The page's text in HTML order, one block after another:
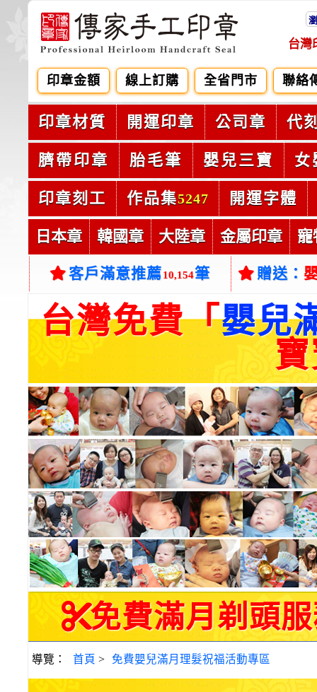
台灣
印章金額 線上訂購 全省門市 聯絡
印章材質 開運印章 公司章 代
臍帶印章 胎毛筆 嬰兒三寶 女
印章刻工 作品集5247 開運字體
日本章 韓國章 大陸章 金屬印章 寵
客戶滿意推薦10,154筆 贈送：
台灣免費「嬰兒
免費滿月剃頭服
導覽： 首頁 > 免費嬰兒滿月理髮祝福活動專區